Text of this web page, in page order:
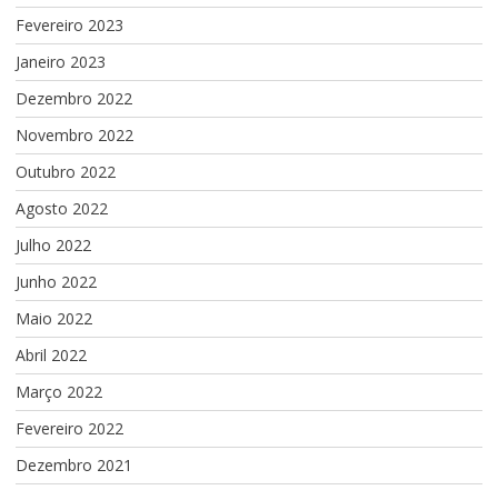
Fevereiro 2023
Janeiro 2023
Dezembro 2022
Novembro 2022
Outubro 2022
Agosto 2022
Julho 2022
Junho 2022
Maio 2022
Abril 2022
Março 2022
Fevereiro 2022
Dezembro 2021